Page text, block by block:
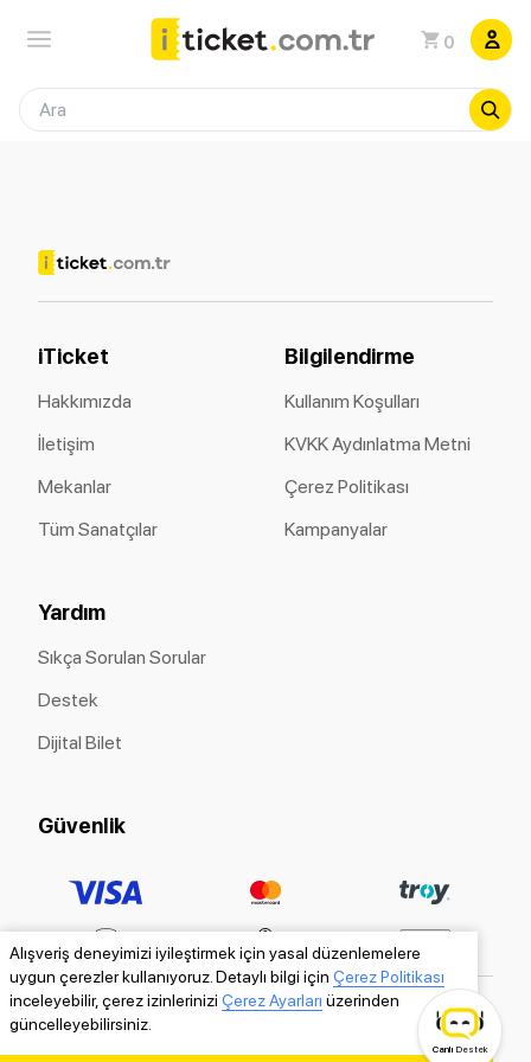
0
Alışveriş deneyimizi iyileştirmek için yasal düzenlemelere
uygun çerezler kullanıyoruz. Detaylı bilgi için Çerez Politikası
inceleyebilir, çerez izinlerinizi Çerez Ayarları üzerinden
güncelleyebilirsiniz.
iTicket
Hakkımızda
İletişim
Mekanlar
Tüm Sanatçılar
Bilgilendirme
Kullanım Koşulları
KVKK Aydınlatma Metni
Çerez Politikası
Kampanyalar
Yardım
Sıkça Sorulan Sorular
Destek
Dijital Bilet
Güvenlik
Canlı Destek